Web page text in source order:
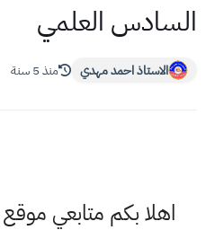
السادس العلمي
الاستاذ احمد مهدي منذ 5 سنة
اهلا بكم متابعي